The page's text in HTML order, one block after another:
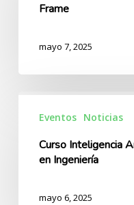
Frame
Frame
mayo 7, 2025
Inteligencia
Aplicada
Eventos Noticias
Curso Inteligencia
en Ingeniería
mayo 6, 2025